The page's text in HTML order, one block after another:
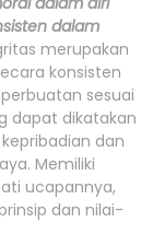
dalam
merupakan
konsisten
sesuai
dapat dikatakan
dan
Memiliki
ucapannya,
dan nilai-